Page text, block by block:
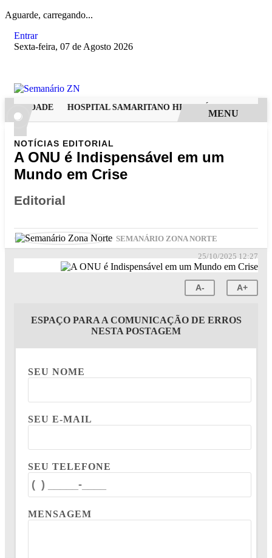
Aguarde, carregando...
Entrar
Sexta-feira, 07 de Agosto 2026
HOSPITAL SAMARITANO HIGIENÓPOLIS
MENU
NOTÍCIAS EDITORIAL
A ONU é Indispensável em um
Mundo em Crise
Editorial
SEMANÁRIO ZONA NORTE
25/10/2025 12:27
A- A+
ESPAÇO PARA A COMUNICAÇÃO DE ERROS
NESTA POSTAGEM
SEU NOME
SEU E-MAIL
SEU TELEFONE
MENSAGEM